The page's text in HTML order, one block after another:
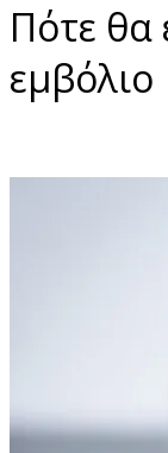
Πότε θα
εμβόλιο